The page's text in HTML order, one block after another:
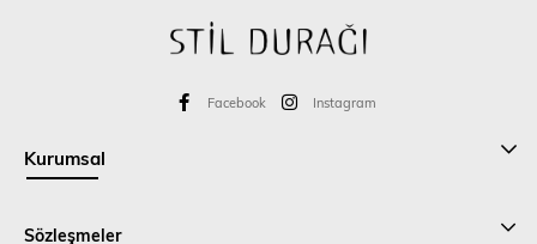
Facebook Instagram
Kurumsal
Sözleşmeler